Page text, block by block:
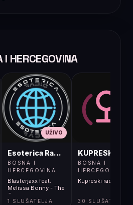
HERCEGOVINA
Tešanj
UŽIVO
Esoterica Radio S1
BOSNA I
HERCEGOVINA
Blasterjaxx feat.
Melissa Bonny - The
Crown
1 SLUŠATELJA
BOSNA I
HERCEGOVINA
Kupreski radio
30 SLUŠATELJA